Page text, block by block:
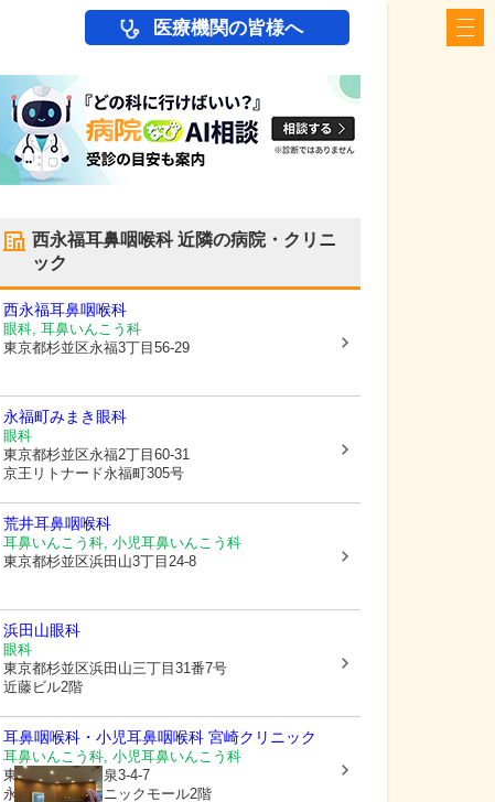
医療機関の皆様へ
西永福耳鼻咽喉科近隣の病院・クリニ
ック
西永福耳鼻咽喉科
眼科, 耳鼻いんこう科
東京都杉並区永福3丁目56-29
永福町みまき眼科
眼科
東京都杉並区永福2丁目60-31
京王リトナード永福町305号
荒井耳鼻咽喉科
耳鼻いんこう科, 小児耳鼻いんこう科
東京都杉並区浜田山3丁目24-8
浜田山眼科
眼科
東京都杉並区浜田山三丁目31番7号
近藤ビル2階
耳鼻咽喉科・小児耳鼻咽喉科 宮崎クリニック
耳鼻いんこう科, 小児耳鼻いんこう科
東京都杉並区 和泉3-4-7
永福町駅前クリニックモール2階